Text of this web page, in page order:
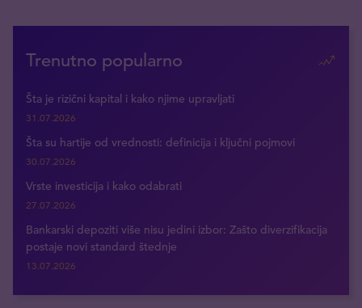
Trenutno popularno
Šta je rizični kapital i kako njime upravljati
31.07.2026
Šta su hartije od vrednosti: definicija i ključni pojmovi
30.07.2026
Vrste investicija i kako odabrati
27.07.2026
Bankarski depoziti više nisu jedini izbor: Zašto diverzifikacija
postaje novi standard štednje
13.07.2026